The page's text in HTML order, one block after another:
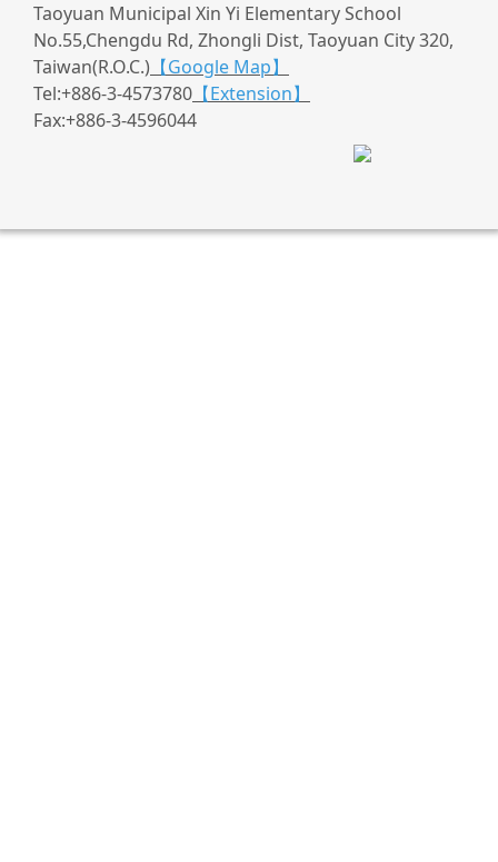
Taoyuan Municipal Xin Yi Elementary School
No.55,Chengdu Rd, Zhongli Dist, Taoyuan City 320,
Taiwan(R.O.C.) 【Google Map】
Tel:+886-3-4573780 【Extension】
Fax:+886-3-4596044